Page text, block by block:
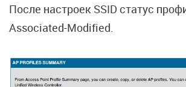
После настроек SSID статус
Associated-Modified.